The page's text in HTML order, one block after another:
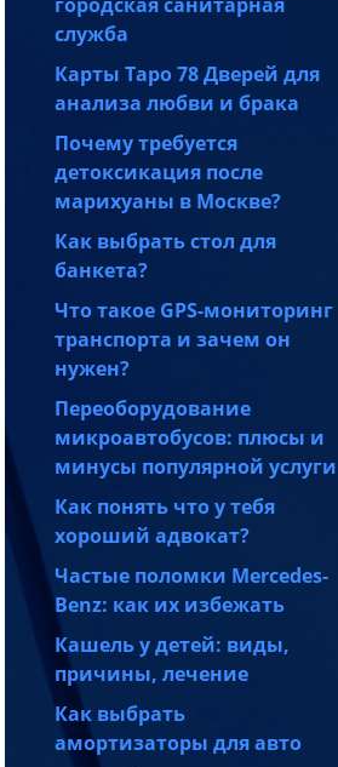
служба
Карты Таро 78 Дверей для
анализа любви и брака
Почему требуется
детоксикация после
марихуаны в Москве?
Как выбрать стол для
банкета?
Что такое GPS-мониторинг
транспорта и зачем он
нужен?
Переоборудование
микроавтобусов: плюсы и
минусы популярной услуги
Как понять что у тебя
хороший адвокат?
Частые поломки Mercedes-
Benz: как их избежать
Кашель у детей: виды,
причины, лечение
Как выбрать
амортизаторы для авто